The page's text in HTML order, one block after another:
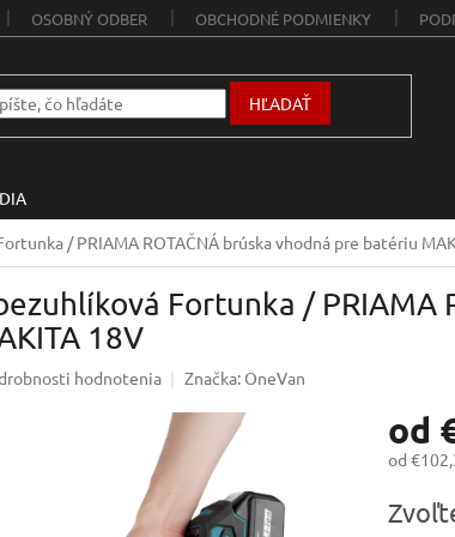
OSOBNÝ ODBER OBCHODNÉ PODMIENKY
HĽADAŤ
/ PRIAMA ROTAČNÁ brúska vhodná pre batériu
Fortunka / PRIAMA
18V
hodnotenia Značka: OneVan
od
od
cena: